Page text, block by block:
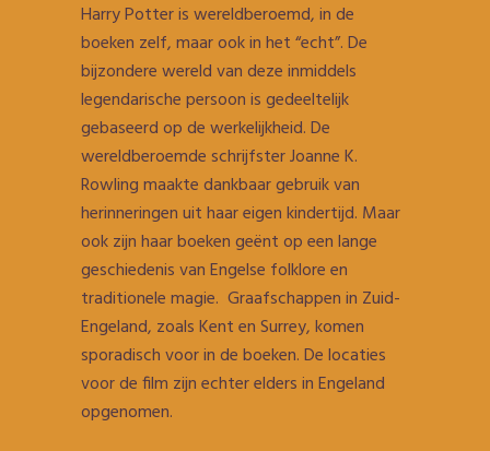
Harry Potter is wereldberoemd, in de
boeken zelf, maar ook in het “echt”. De
bijzondere wereld van deze inmiddels
legendarische persoon is gedeeltelijk
gebaseerd op de werkelijkheid. De
wereldberoemde schrijfster Joanne K.
Rowling maakte dankbaar gebruik van
herinneringen uit haar eigen kindertijd. Maar
ook zijn haar boeken geënt op een lange
geschiedenis van Engelse folklore en
traditionele magie. Graafschappen in Zuid-
Engeland, zoals Kent en Surrey, komen
sporadisch voor in de boeken. De locaties
voor de film zijn echter elders in Engeland
opgenomen.